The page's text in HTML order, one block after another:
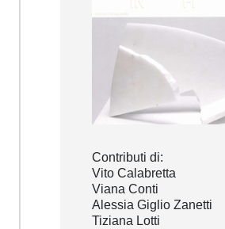
Contributi di:
Vito Calabretta
Viana Conti
Alessia Giglio Zanetti
Tiziana Lotti